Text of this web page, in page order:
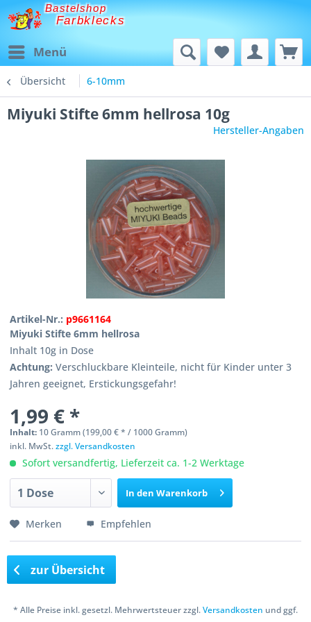
Bastelshop
Farbklecks
Menü
Übersicht 6-10mm
Miyuki Stifte 6mm hellrosa 10g
Hersteller-Angaben
Artikel-Nr.: p9661164
Miyuki Stifte 6mm hellrosa
Inhalt 10g in Dose
Achtung: Verschluckbare Kleinteile, nicht für Kinder unter 3
Jahren geeignet, Erstickungsgefahr!
1,99 € *
Inhalt: 10 Gramm (199,00 € * / 1000 Gramm)
inkl. MwSt.zzgl. Versandkosten
Sofort versandfertig, Lieferzeit ca. 1-2 Werktage
In den Warenkorb
Merken Empfehlen
zur Übersicht
* Alle Preise inkl. gesetzl. Mehrwertsteuer zzgl.Versandkosten und ggf.